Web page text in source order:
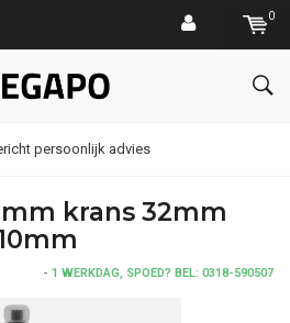
0
persoonlijk advies
krans 32mm
- 1 WERKDAG, SPOED? BEL: 0318-590507